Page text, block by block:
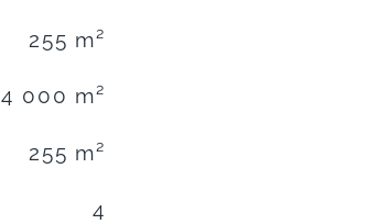
255 m²
4 000 m²
255 m²
4